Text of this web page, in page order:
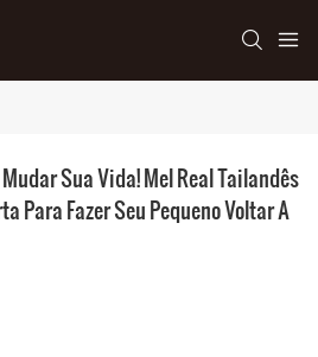
Sua Vida! Mel Real Tailandês
Para Fazer Seu Pequeno Voltar A